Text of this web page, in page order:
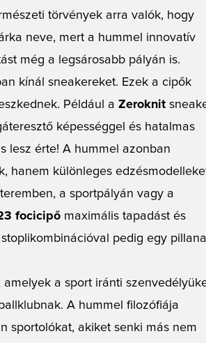
törvények arra valók, hogy
neve, mert a hummel innovatív
még a legsárosabb pályán is.
kínál sneakereket. Ezek a cipők
Például a Zeroknit
képességgel és hatalmas
lesz érte! A hummel azonban
hanem különleges
a sportpályán vagy a
focicipő maximális tapadást és
pedig egy
a sport iránti
A hummel filozófiája
sportolókat, akiket senki más nem